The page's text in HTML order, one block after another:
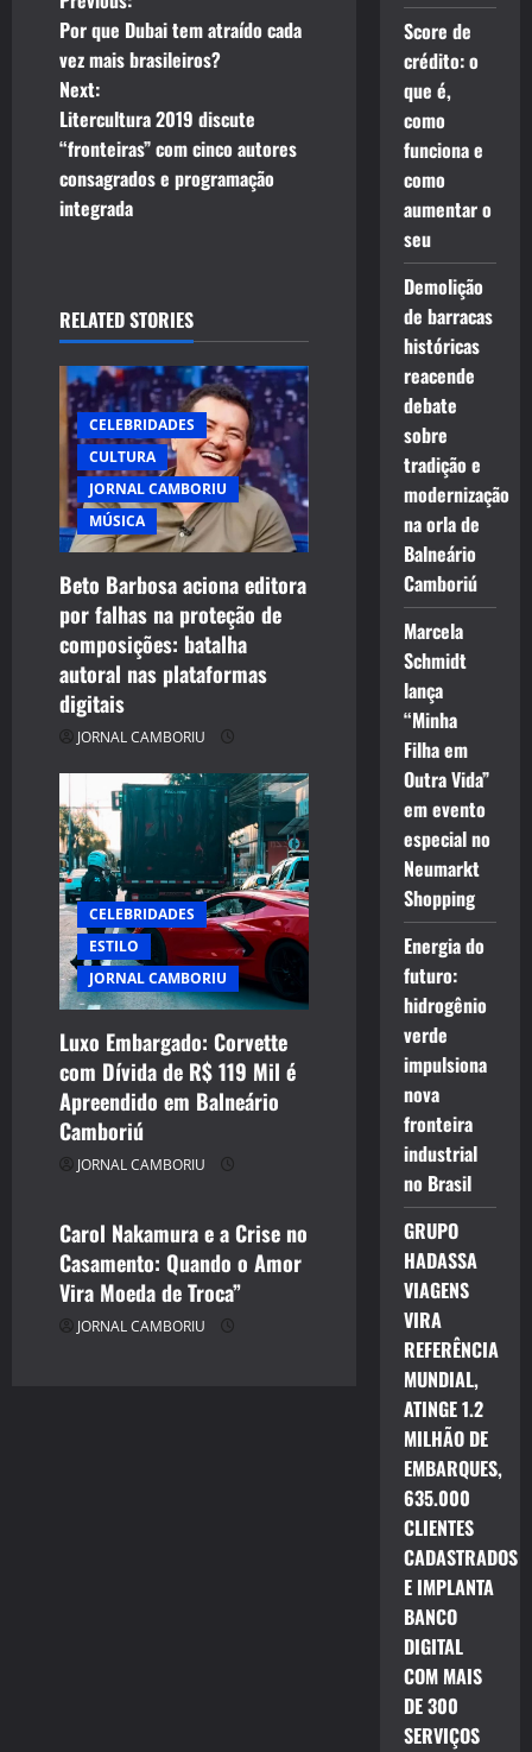
o
s
t
n
v
i
g
a
t
i
o
n
Por que Dubai tem atraído cada
vez mais brasileiros?
Next:
Litercultura 2019 discute
“fronteiras” com cinco autores
consagrados e programação
integrada
RELATED STORIES
CELEBRIDADES
CULTURA
JORNAL CAMBORIU
MÚSICA
Beto Barbosa aciona editora
por falhas na proteção de
composições: batalha
autoral nas plataformas
digitais
JORNAL CAMBORIU
CELEBRIDADES
ESTILO
JORNAL CAMBORIU
Luxo Embargado: Corvette
com Dívida de R$ 119 Mil é
Apreendido em Balneário
Camboriú
JORNAL CAMBORIU
CELEBRIDADES
CINEMA TEATRO TV INTERNET
ENTRETENIMENTO
JORNAL CAMBORIU
Carol Nakamura e a Crise no
Casamento: Quando o Amor
Vira Moeda de Troca”
JORNAL CAMBORIU
Score de
crédito: o
que é,
como
funciona e
como
aumentar o
seu
Demolição
de barracas
históricas
reacende
debate
sobre
tradição e
modernização
na orla de
Balneário
Camboriú
Marcela
Schmidt
lança
“Minha
Filha em
Outra Vida”
em evento
especial no
Neumarkt
Shopping
Energia do
futuro:
hidrogênio
verde
impulsiona
nova
fronteira
industrial
no Brasil
GRUPO
HADASSA
VIAGENS
VIRA
REFERÊNCIA
MUNDIAL,
ATINGE 1.2
MILHÃO DE
EMBARQUES,
635.000
CLIENTES
CADASTRADOS
E IMPLANTA
BANCO
DIGITAL
COM MAIS
DE 300
SERVIÇOS